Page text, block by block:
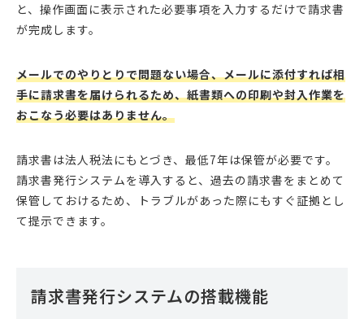
と、操作画面に表示された必要事項を入力するだけで請求書
が完成します。
メールでのやりとりで問題ない場合、メールに添付すれば相
手に請求書を届けられるため、紙書類への印刷や封入作業を
おこなう必要はありません。
請求書は法人税法にもとづき、最低7年は保管が必要です。
請求書発行システムを導入すると、過去の請求書をまとめて
保管しておけるため、トラブルがあった際にもすぐ証拠とし
て提示できます。
請求書発行システムの搭載機能